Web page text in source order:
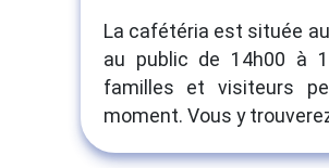
La cafétéria est située
au public de 14h00 à
familles et visiteurs
moment. Vous y